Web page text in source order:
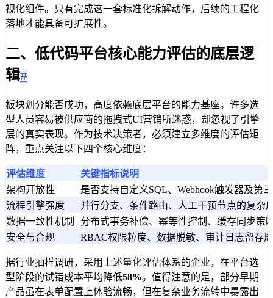
视化组件。只有完成这一套标准化拆解动作，后续的工程化
落地才能具备可扩展性。
二、低代码平台核心能力评估的底层逻
辑#
板块划分能否成功，高度依赖底层平台的能力基座。许多选
型人员容易被供应商的拖拽式UI营销所迷惑，却忽视了引擎
层的真实表现。作为技术决策者，必须建立多维度的评估矩
阵，重点关注以下四个核心维度：
评估维度
关键指标说明
架构开放性
是否支持自定义SQL、Webhook触发器及第
流程引擎强度
并行分支、条件路由、人工干预节点的复杂
数据一致性机制
分布式事务补偿、幂等性控制、缓存同步策
安全与合规
RBAC权限粒度、数据脱敏、审计日志留存
据行业抽样调研，采用上述量化评估体系的企业，在平台选
型阶段的试错成本平均降低58%。值得注意的是，部分早期
产品虽在表单配置上体验流畅，但在复杂业务流转中暴露出